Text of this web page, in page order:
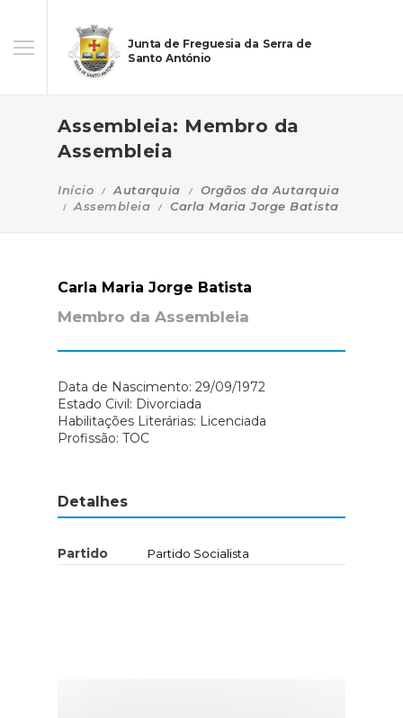
Junta de Freguesia da Serra de
Santo António
Assembleia: Membro da
Assembleia
Início Autarquia
Orgãos da Autarquia
Assembleia
Carla Maria Jorge Batista
Carla Maria Jorge Batista
Membro da Assembleia
Data de Nascimento: 29/09/1972
Estado Civil: Divorciada
Habilitações Literárias: Licenciada
Profissão: TOC
Detalhes
Partido Partido Socialista